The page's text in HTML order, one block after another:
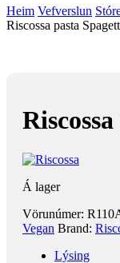
Heim Vefverslun
Riscossa pasta
Á lager
Vörunúmer:
Vegan Brand:
Lýsing